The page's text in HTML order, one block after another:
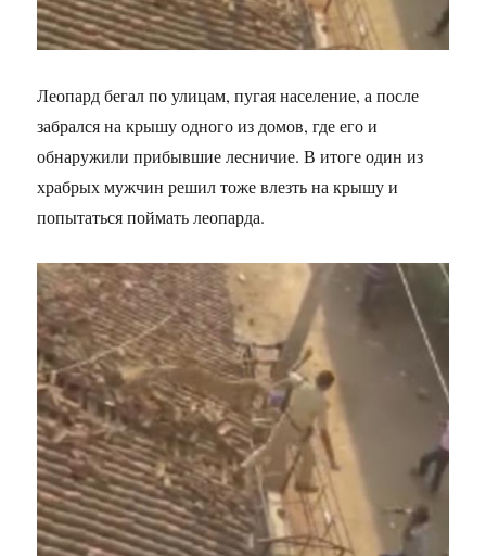
Леопард бегал по улицам, пугая население, а после
забрался на крышу одного из домов, где его и
обнаружили прибывшие лесничие. В итоге один из
храбрых мужчин решил тоже влезть на крышу и
попытаться поймать леопарда.